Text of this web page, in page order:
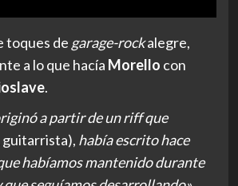
toques de garage-rockalegre,
a lo que hacía Morello con
.
a partir de un riff que
guitarrista), había escrito hace
habíamos mantenido durante